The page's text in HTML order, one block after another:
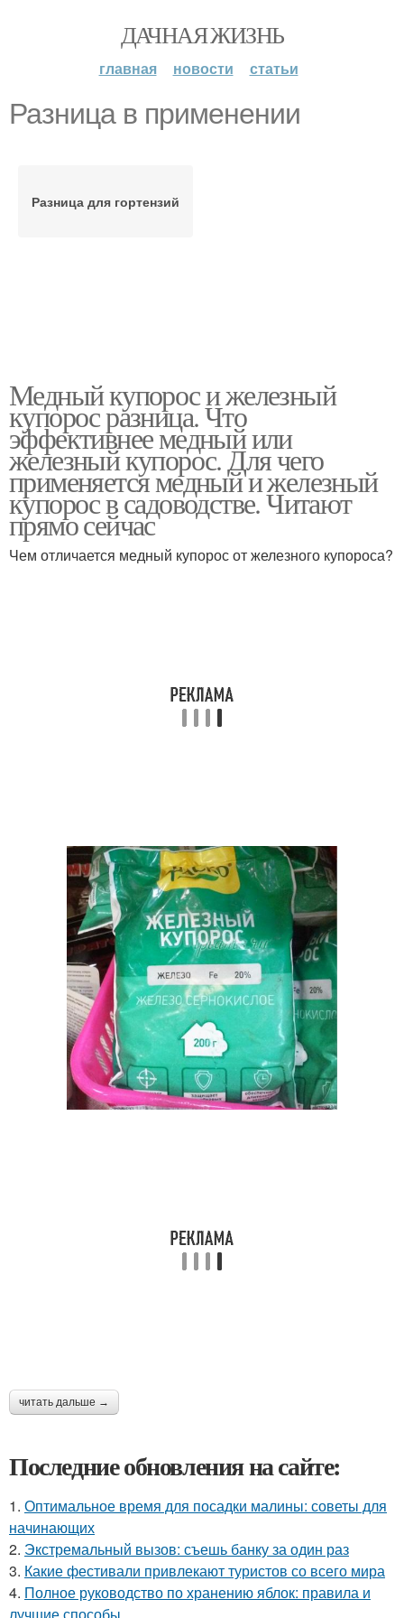
ДАЧНАЯ ЖИЗНЬ
главная новости статьи
Разница в применении
Разница для гортензий
Медный купорос и железный
купорос разница. Что
эффективнее медный или
железный купорос. Для чего
применяется медный и железный
купорос в садоводстве. Читают
прямо сейчас
Чем отличается медный купорос от железного купороса?
читать дальше →
Последние обновления на сайте:
1. Оптимальное время для посадки малины: советы для
начинающих
2. Экстремальный вызов: съешь банку за один раз
3. Какие фестивали привлекают туристов со всего мира
4. Полное руководство по хранению яблок: правила и